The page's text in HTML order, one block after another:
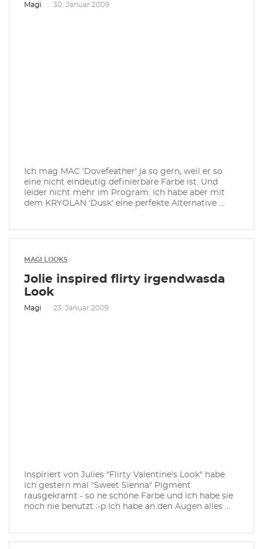
Magi 30. Januar 2009
Ich mag MAC 'Dovefeather' ja so gern, weil er so
eine nicht eindeutig definierbare Farbe ist. Und
leider nicht mehr im Program. Ich habe aber mit
dem KRYOLAN 'Dusk' eine perfekte Alternative ...
MAGI LOOKS
Jolie inspired flirty irgendwasda
Look
Magi 23. Januar 2009
Inspiriert von Julies "Flirty Valentine's Look" habe
ich gestern mal "Sweet Sienna" Pigment
rausgekramt - so ne schöne Farbe und ich habe sie
noch nie benutzt :-p Ich habe an den Augen alles ...